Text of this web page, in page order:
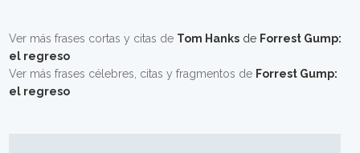
Ver más frases cortas y citas de Tom Hanks de Forrest Gump:
el regreso
Ver más frases célebres, citas y fragmentos de Forrest Gump:
el regreso